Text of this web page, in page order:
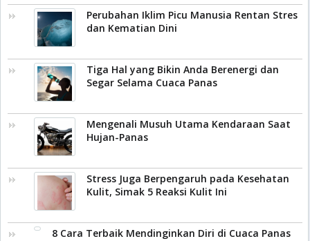
Perubahan Iklim Picu Manusia Rentan Stres
dan Kematian Dini
Tiga Hal yang Bikin Anda Berenergi dan
Segar Selama Cuaca Panas
Mengenali Musuh Utama Kendaraan Saat
Hujan-Panas
Stress Juga Berpengaruh pada Kesehatan
Kulit, Simak 5 Reaksi Kulit Ini
8 Cara Terbaik Mendinginkan Diri di Cuaca Panas